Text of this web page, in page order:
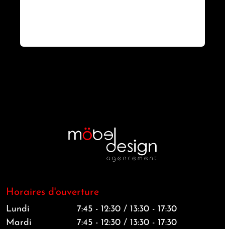
Horaires d'ouverture
Lundi
7:45 - 12:30 / 13:30 - 17:30
Mardi
7:45 - 12:30 / 13:30 - 17:30